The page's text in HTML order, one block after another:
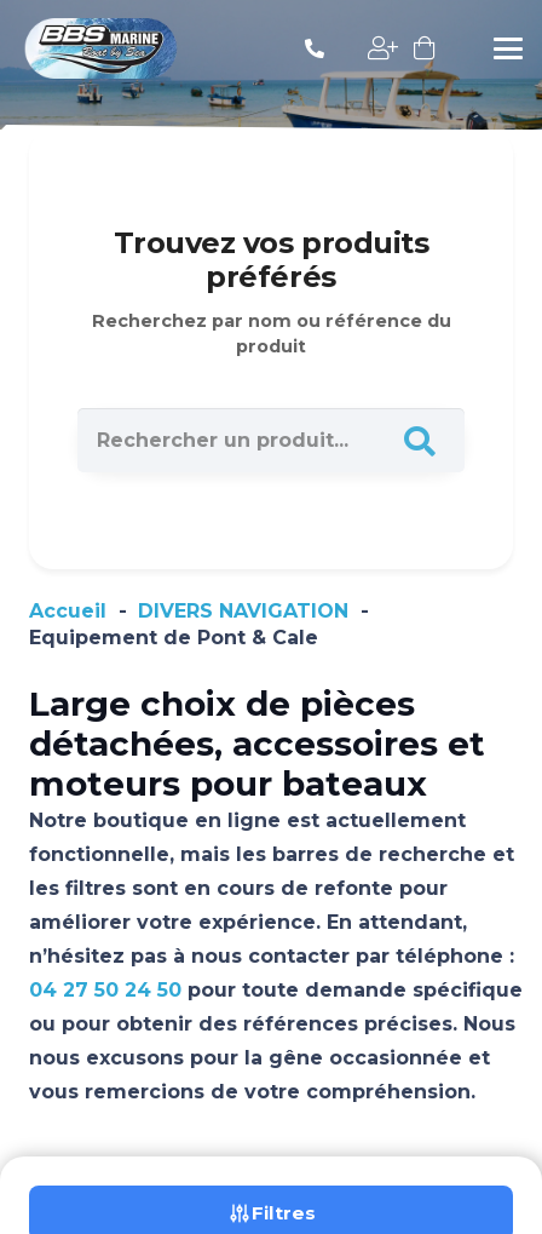
Trouvez vos produits
préférés
Recherchez par nom ou référence du
produit
Accueil - DIVERS NAVIGATION
-
Equipement de Pont & Cale
Large choix de pièces
détachées, accessoires et
moteurs pour bateaux
Notre boutique en ligne est actuellement
fonctionnelle, mais les barres de recherche et
les filtres sont en cours de refonte pour
améliorer votre expérience. En attendant,
n’hésitez pas à nous contacter par téléphone :
04 27 50 24 50 pour toute demande spécifique
ou pour obtenir des références précises. Nous
nous excusons pour la gêne occasionnée et
vous remercions de votre compréhension.
Filtres